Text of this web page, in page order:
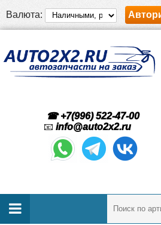
Валюта:
☎ +7(996) 522-47-00
📧 info@auto2x2.ru